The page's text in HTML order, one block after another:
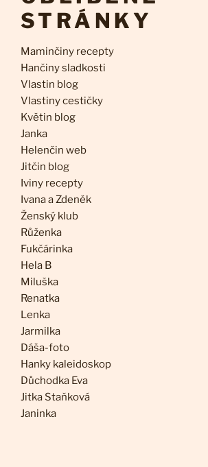
STRÁNKY
Maminčiny recepty
Hančiny sladkosti
Vlastin blog
Vlastiny cestičky
Květin blog
Janka
Helenčin web
Jitčin blog
Iviny recepty
Ivana a Zdeněk
Ženský klub
Růženka
Fukčárinka
Hela B
Miluška
Renatka
Lenka
Jarmilka
Dáša-foto
Hanky kaleidoskop
Důchodka Eva
Jitka Staňková
Janinka